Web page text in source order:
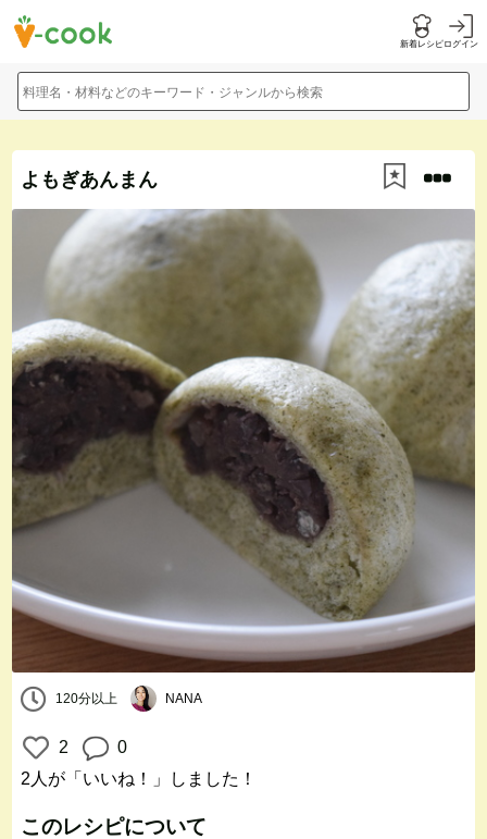
新着レシピログイン
料理名・材料などのキーワード・ジャンルから検索
よもぎあんまん
120分以上 NANA
2
0
2人 が「いいね！」しました！
このレシピについて